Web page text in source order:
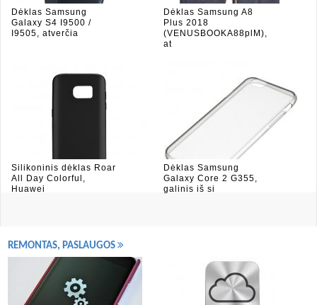
Dėklas Samsung
Galaxy S4 I9500 /
I9505, atverčia
Dėklas Samsung A8
Plus 2018
(VENUSBOOKA88plM),
at
Silikoninis dėklas Roar
All Day Colorful,
Huawei
Dėklas Samsung
Galaxy Core 2 G355,
galinis iš si
REMONTAS, PASLAUGOS